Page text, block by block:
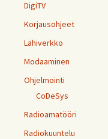
DigiTV
Korjausohjeet
Lähiverkko
Modaaminen
Ohjelmointi
CoDeSys
Radioamatööri
Radiokuuntelu